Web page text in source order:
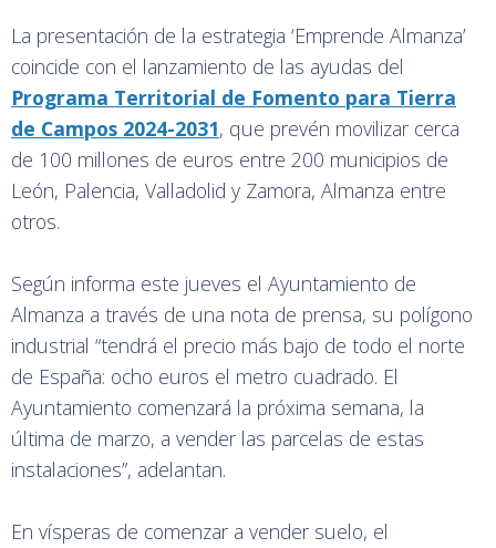
La presentación de la estrategia ‘Emprende Almanza’
coincide con el lanzamiento de las ayudas del
Programa Territorial de Fomento para Tierra
de Campos 2024-2031, que prevén movilizar cerca
de 100 millones de euros entre 200 municipios de
León, Palencia, Valladolid y Zamora, Almanza entre
otros.
Según informa este jueves el Ayuntamiento de
Almanza a través de una nota de prensa, su polígono
industrial “tendrá el precio más bajo de todo el norte
de España: ocho euros el metro cuadrado. El
Ayuntamiento comenzará la próxima semana, la
última de marzo, a vender las parcelas de estas
instalaciones”, adelantan.
En vísperas de comenzar a vender suelo, el